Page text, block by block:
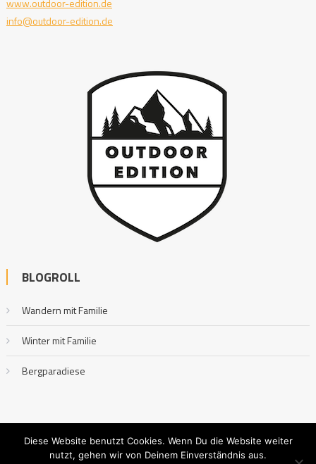
www.outdoor-edition.de
info@outdoor-edition.de
BLOGROLL
Wandern mit Familie
Winter mit Familie
Bergparadiese
Diese Website benutzt Cookies. Wenn Du die Website weiter
nutzt, gehen wir von Deinem Einverständnis aus.